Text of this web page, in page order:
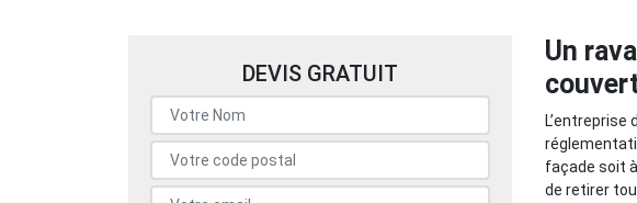
DEVIS GRATUIT
Un
façade soit
de retirer